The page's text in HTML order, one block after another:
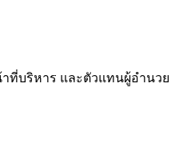
ที่บริหาร และตัวแทนผู้อำนวย